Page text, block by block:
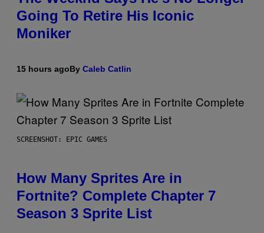
Going To Retire His Iconic
Moniker
15 hours agoBy Caleb Catlin
SCREENSHOT: EPIC GAMES
How Many Sprites Are in
Fortnite? Complete Chapter 7
Season 3 Sprite List